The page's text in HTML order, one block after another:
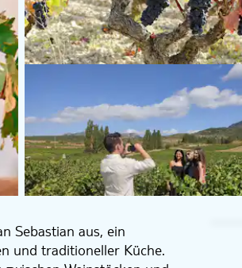
Sebastian aus, ein
und traditioneller Küche.